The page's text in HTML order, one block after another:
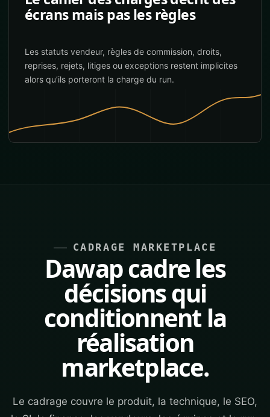
écrans mais pas les règles
Les statuts vendeur, règles de commission, droits,
reprises, rejets, litiges ou exceptions restent implicites
alors qu’ils porteront la charge du run.
CADRAGE MARKETPLACE
Dawap cadre les
décisions qui
conditionnent la
réalisation
marketplace.
Le cadrage couvre le produit, la technique, le SEO,